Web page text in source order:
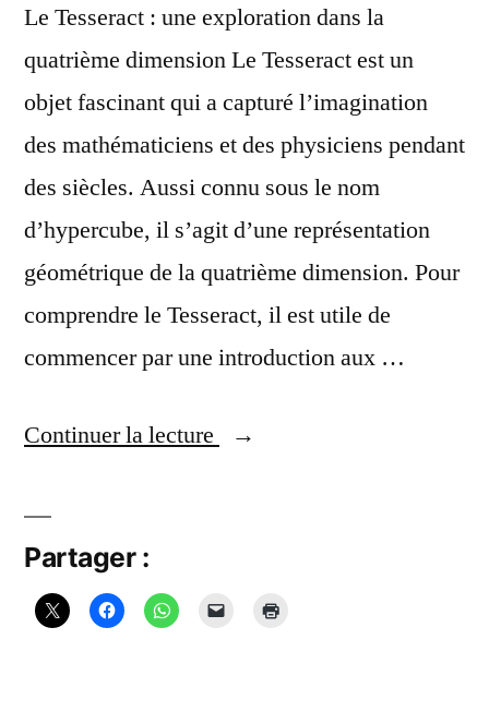
Le Tesseract : une exploration dans la
quatrième dimension Le Tesseract est un
objet fascinant qui a capturé l’imagination
des mathématiciens et des physiciens pendant
des siècles. Aussi connu sous le nom
d’hypercube, il s’agit d’une représentation
géométrique de la quatrième dimension. Pour
comprendre le Tesseract, il est utile de
commencer par une introduction aux …
Continuer la lecture
« Le
Partager :